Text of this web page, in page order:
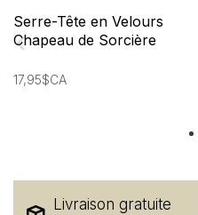
Serre-Tête en Velours
Chapeau de Sorcière
17,95$CA
Livraison gratuite